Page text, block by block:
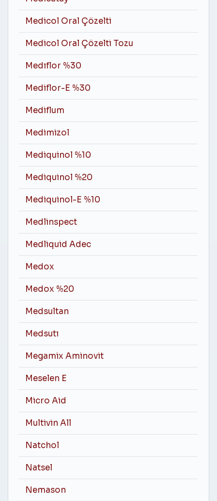
Medicol Oral Çözelti
Medicol Oral Çözelti Tozu
Medıflor %30
Mediflor-E %30
Mediflum
Medimizol
Mediquinol %10
Mediquinol %20
Mediquinol-E %10
Medlinspect
Medliquid Adec
Medox
Medox %20
Medsultan
Medsutı
Megamix Aminovit
Meselen E
Micro Aid
Multivin All
Natchol
Natsel
Nemason